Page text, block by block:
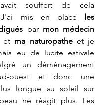
souffert de cela
J'ai mis en place
les
par mon médecin
et ma naturopathe et je
eu de lucite estivale
un déménagement
ouest et donc une
longue au soleil sur
ne réagit plus. Les